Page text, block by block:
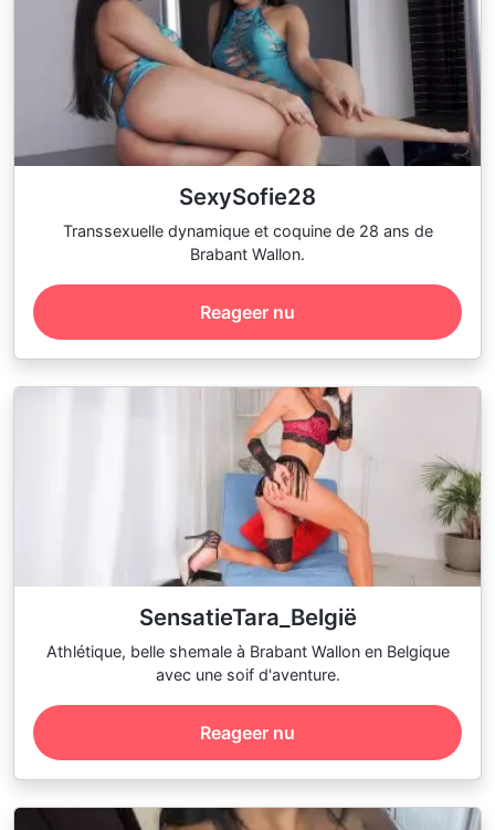
SexySofie28
Transsexuelle dynamique et coquine de 28 ans de
Brabant Wallon.
Reageer nu
SensatieTara_België
Athlétique, belle shemale à Brabant Wallon en Belgique
avec une soif d'aventure.
Reageer nu